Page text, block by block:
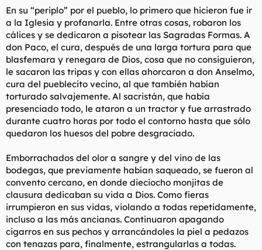
En su “periplo” por el pueblo, lo primero que hicieron fue ir
a la Iglesia y profanarla. Entre otras cosas, robaron los
cálices y se dedicaron a pisotear las Sagradas Formas. A
don Paco, el cura, después de una larga tortura para que
blasfemara y renegara de Dios, cosa que no consiguieron,
le sacaron las tripas y con ellas ahorcaron a don Anselmo,
cura del pueblecito vecino, al que también habían
torturado salvajemente. Al sacristán, que había
presenciado todo, le ataron a un tractor y fue arrastrado
durante cuatro horas por todo el contorno hasta que sólo
quedaron los huesos del pobre desgraciado.
Emborrachados del olor a sangre y del vino de las
bodegas, que previamente habían saqueado, se fueron al
convento cercano, en donde dieciocho monjitas de
clausura dedicaban su vida a Dios. Como fieras
irrumpieron en sus vidas, violando a todas repetidamente,
incluso a las más ancianas. Continuaron apagando
cigarros en sus pechos y arrancándoles la piel a pedazos
con tenazas para, finalmente, estrangularlas a todas.